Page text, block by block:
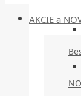
AKCIE a